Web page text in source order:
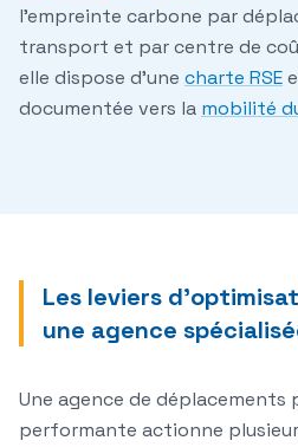
l'empreinte carbone par
transport et par centre de
elle dispose d'une charte RSE
documentée vers la mobilité
Les leviers
une agence
Une agence de déplacements
performante actionne